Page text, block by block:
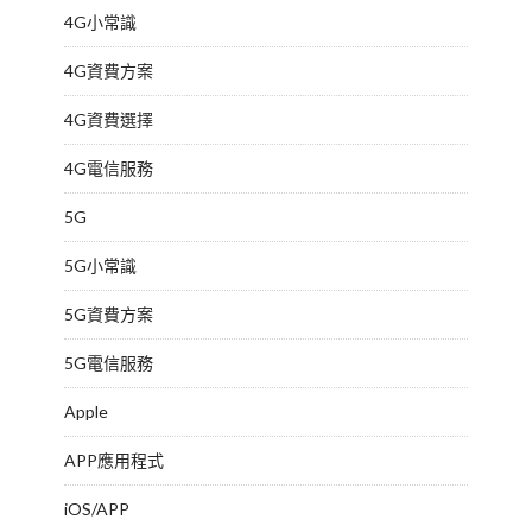
4G小常識
4G資費方案
4G資費選擇
4G電信服務
5G
5G小常識
5G資費方案
5G電信服務
Apple
APP應用程式
iOS/APP